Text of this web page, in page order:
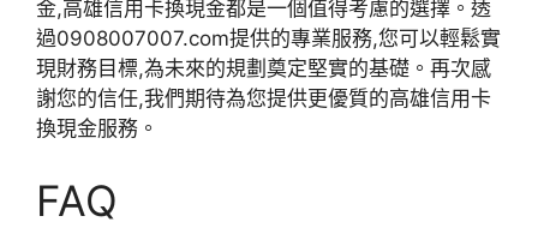
金,高雄信用卡換現金都是一個值得考慮的選擇。透
過0908007007.com提供的專業服務,您可以輕鬆實
現財務目標,為未來的規劃奠定堅實的基礎。再次感
謝您的信任,我們期待為您提供更優質的高雄信用卡
換現金服務。
FAQ